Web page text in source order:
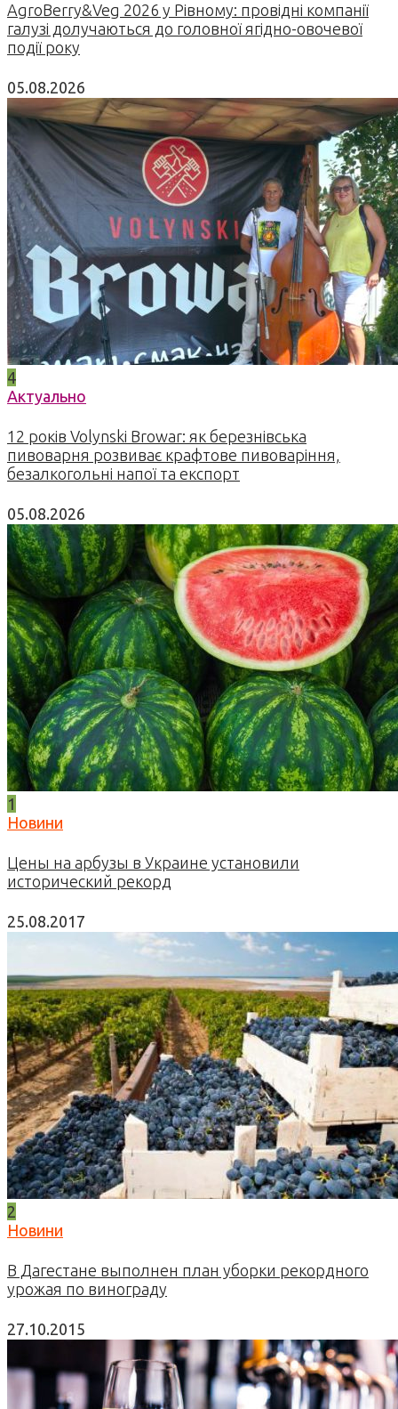
AgroBerry&Veg 2026 у Рівному: провідні компанії
галузі долучаються до головної ягідно-овочевої
події року
05.08.2026
4
Актуально
12 років Volynski Browar: як березнівська
пивоварня розвиває крафтове пивоваріння,
безалкогольні напої та експорт
05.08.2026
1
Новини
Цены на арбузы в Украине установили
исторический рекорд
25.08.2017
2
Новини
В Дагестане выполнен план уборки рекордного
урожая по винограду
27.10.2015